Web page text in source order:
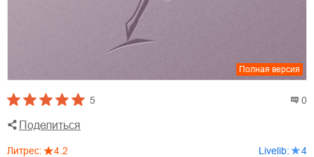
Полная версия
5 0
Поделиться
Литрес: 4.2 Livelib: 4